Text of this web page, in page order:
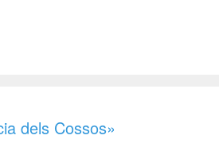
dels Cossos»